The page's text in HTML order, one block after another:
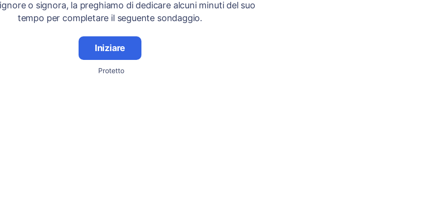
o signora, la preghiamo di dedicare alcuni minuti del suo
tempo per completare il seguente sondaggio.
Iniziare
Protetto